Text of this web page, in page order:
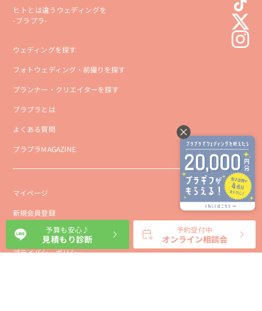
ヒトとは違うウェディングを
-ブラプラ-
ウェディングを探す
フォトウェディング・前撮りを探す
プランナー・クリエイターを探す
ブラプラとは
よくある質問
ブラプラMAGAZINE
マイページ
新規会員登録
会社概要
プライバシーポリシー
予算も安心♪
見積もり診断
予約受付中
オンライン相談会